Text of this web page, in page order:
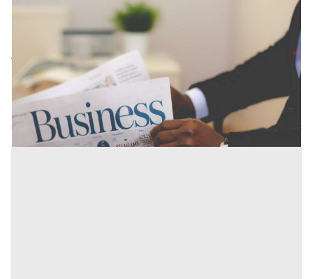
L’ecosistema delle start-up e PMI innovative:
aspetti tecnico-giuridici e agevolazioni fiscali
All'interno delle Start-up del nuovo millennio si respira
un'aria di cambiamento mista a voglia di creare
qualcosa di davvero speciale: ogni impresa nascente
ha in [...]